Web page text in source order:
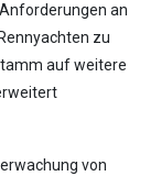
an
zu
auf weitere
von